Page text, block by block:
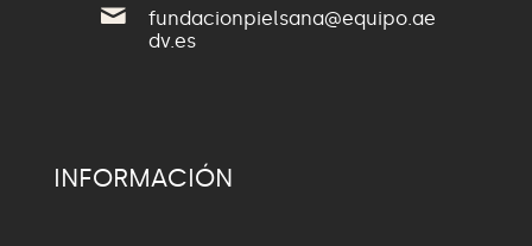
fundacionpielsana@equipo.ae
dv.es
INFORMACIÓN